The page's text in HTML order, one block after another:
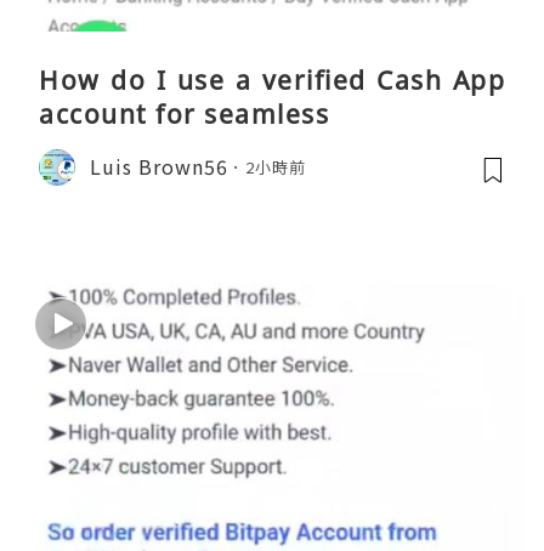
How do I use a verified Cash App
account for seamless
Luis Brown56 2小時前